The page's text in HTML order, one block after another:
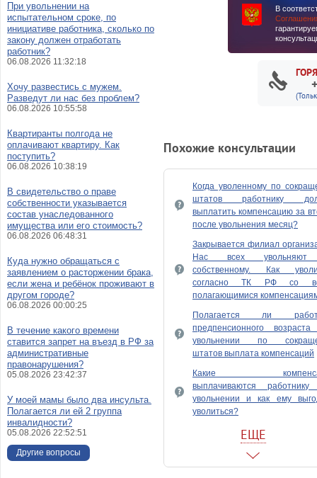
В
Похожие консультации
Когда уволенному по
штатов работнику
выплатить компенсацию за
после увольнения месяц?
Закрывается филиал
Нас всех
собственному. Как
согласно ТК РФ со
полагающимися
Полагается ли
предпенсионного
увольнении по
штатов выплата компенсаций
Какие
выплачиваются
увольнении и как ему
уволиться?
Имеют ли право меня
обязаны сократить с
компенсации?
ЕЩЕ
При увольнении на
испытательном сроке, по
инициативе работника, сколько по
закону должен отработать
работник?
06.08.2026 11:32:18
Хочу развестись с мужем.
Разведут ли нас без проблем?
06.08.2026 10:55:58
Квартиранты полгода не
оплачивают квартиру. Как
поступить?
06.08.2026 10:38:19
В свидетельство о праве
собственности указывается
состав унаследованного
имущества или его стоимость?
06.08.2026 06:48:31
Куда нужно обращаться с
заявлением о расторжении брака,
если жена и ребёнок проживают в
другом городе?
06.08.2026 00:00:25
В течение какого времени
ставится запрет на въезд в РФ за
административные
правонарушения?
05.08.2026 23:42:37
У моей мамы было два инсульта.
Полагается ли ей 2 группа
инвалидности?
05.08.2026 22:52:51
Другие вопросы